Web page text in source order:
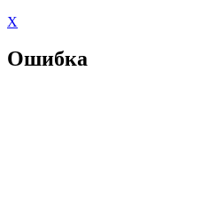
X
Ошибка